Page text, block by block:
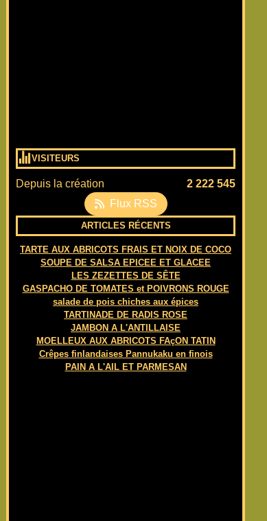
VISITEURS
Depuis la création
2 222 545
Flux RSS
ARTICLES RÉCENTS
TARTE AUX ABRICOTS FRAIS ET NOIX DE COCO
SOUPE DE SALSA EPICEE ET GLACEE
LES ZEZETTES DE SÊTE
GASPACHO DE TOMATES et POIVRONS ROUGE
salade de pois chiches aux épices
TARTINADE DE RADIS ROSE
JAMBON A L'ANTILLAISE
MOELLEUX AUX ABRICOTS FAçON TATIN
Crêpes finlandaises Pannukaku en finois
PAIN A L'AIL ET PARMESAN